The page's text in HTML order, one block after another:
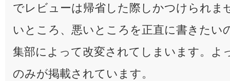
でレビューは帰省した際しかつけられま
いところ、悪いところを正直に書きたい
集部によって改変されてしまいます。よ
のみが掲載されています。